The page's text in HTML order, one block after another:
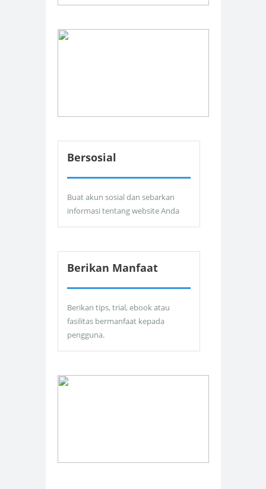
Bersosial
Buat akun sosial dan sebarkan
informasi tentang website Anda
Berikan Manfaat
Berikan tips, trial, ebook atau
fasilitas bermanfaat kepada
pengguna.